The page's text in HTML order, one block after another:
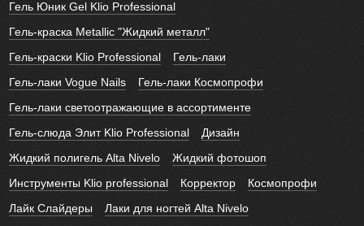
Гель Юник Gel Klio Professional
Гель-краска Metallic "Жидкий металл"
Гель-краски Klio Professional
Гель-лаки
Гель-лаки Vogue Nails
Гель-лаки Космопрофи
Гель-лаки светоотражающие в ассортименте
Гель-слюда Элит Klio Professional
Дизайн
Жидкий полигель Alta Nivelo
Жидкий фотошоп
Инструменты Klio professional
Корректор
Космопрофи
Лайк Слайдеры
Лаки для ногтей Alta Nivelo